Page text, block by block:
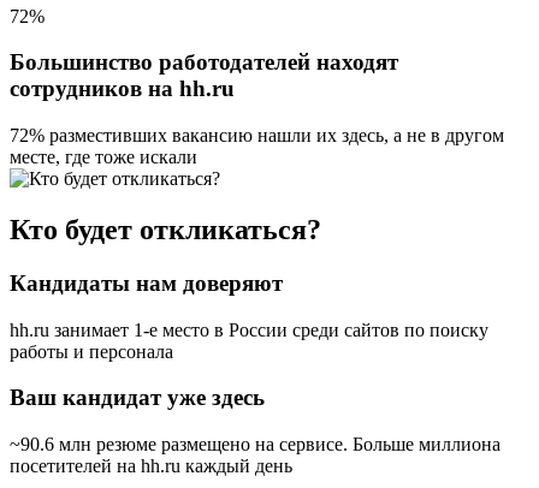
72%
Большинство работодателей находят
сотрудников на hh.ru
72% разместивших вакансию нашли их здесь, а не в другом
месте, где тоже искали
Кто будет откликаться?
Кандидаты нам доверяют
hh.ru занимает 1-е место в России среди сайтов по поиску
работы и персонала
Ваш кандидат уже здесь
~90.6 млн резюме размещено на сервисе. Больше миллиона
посетителей на hh.ru каждый день